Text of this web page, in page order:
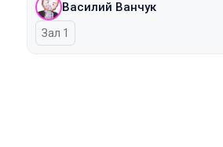
Василий Ванчук
Зал 1